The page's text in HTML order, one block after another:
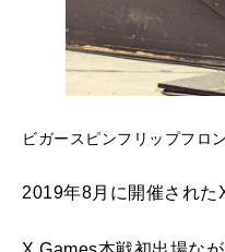
ビガースピンフリップフロ
2019年8月に開催され